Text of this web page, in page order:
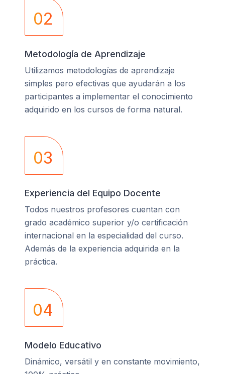
02
Metodología de Aprendizaje
Utilizamos metodologías de aprendizaje
simples pero efectivas que ayudarán a los
participantes a implementar el conocimiento
adquirido en los cursos de forma natural.
03
Experiencia del Equipo Docente
Todos nuestros profesores cuentan con
grado académico superior y/o certificación
internacional en la especialidad del curso.
Además de la experiencia adquirida en la
práctica.
04
Modelo Educativo
Dinámico, versátil y en constante movimiento,